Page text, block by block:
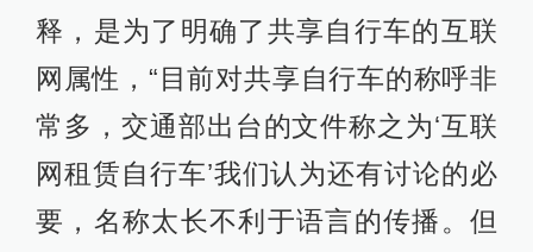
释，是为了明确了共享自行车的互联
网属性，“目前对共享自行车的称呼非
常多，交通部出台的文件称之为‘互联
网租赁自行车’我们认为还有讨论的必
要，名称太长不利于语言的传播。但